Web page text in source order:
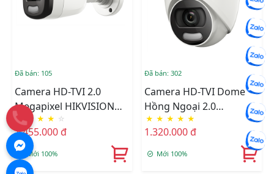
Đã bán: 105
Camera HD-TVI 2.0
Megapixel HIKVISION
DS-2CE12DFT-F
★ ★ ★ ★ ☆
1.455.000 đ
Mới 100%
Đã bán: 302
Camera HD-TVI Dome
Hồng Ngoại 2.0
Megapixel HIKVISION
DS-2CE72DFT-F
★ ★ ★ ★ ★
1.320.000 đ
Mới 100%